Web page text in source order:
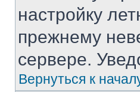
настройку
прежнему
сервере.
Вернуться к